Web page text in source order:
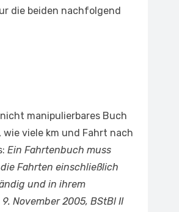
die beiden nachfolgend
manipulierbares Buch
wie viele km und Fahrt nach
Ein Fahrtenbuch muss
Fahrten einschließlich
und in ihrem
November 2005, BStBl II